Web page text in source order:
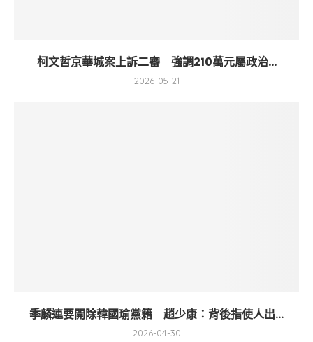
柯文哲京華城案上訴二審 強調210萬元屬政治...
2026-05-21
季麟連要開除韓國瑜黨籍 趙少康：背後指使人出...
2026-04-30